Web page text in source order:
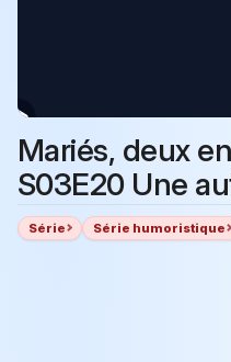
Mariés, deux
S03E20 Une
Série Série humoristique